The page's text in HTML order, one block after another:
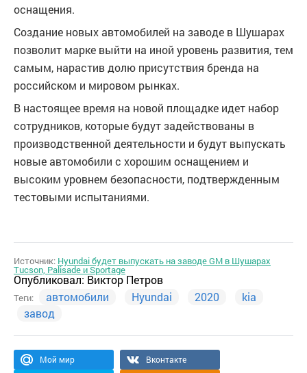
оснащения.
Создание новых автомобилей на заводе в Шушарах
позволит марке выйти на иной уровень развития, тем
самым, нарастив долю присутствия бренда на
российском и мировом рынках.
В настоящее время на новой площадке идет набор
сотрудников, которые будут задействованы в
производственной деятельности и будут выпускать
новые автомобили с хорошим оснащением и
высоким уровнем безопасности, подтвержденным
тестовыми испытаниями.
Источник: Hyundai будет выпускать на заводе GM в Шушарах
Tucson, Palisade и Sportage
Опубликовал: Виктор Петров
Теги: автомобили Hyundai 2020
kia
завод
Мой мир
Вконтакте